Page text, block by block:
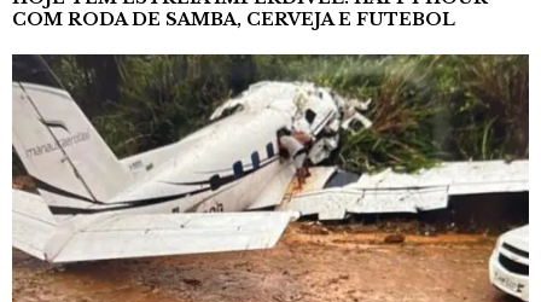
COM RODA DE SAMBA, CERVEJA E FUTEBOL